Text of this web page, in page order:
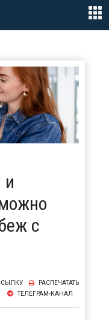
и
с
РАСПЕЧАТАТЬ
ТЕЛЕГРАМ-КАНАЛ